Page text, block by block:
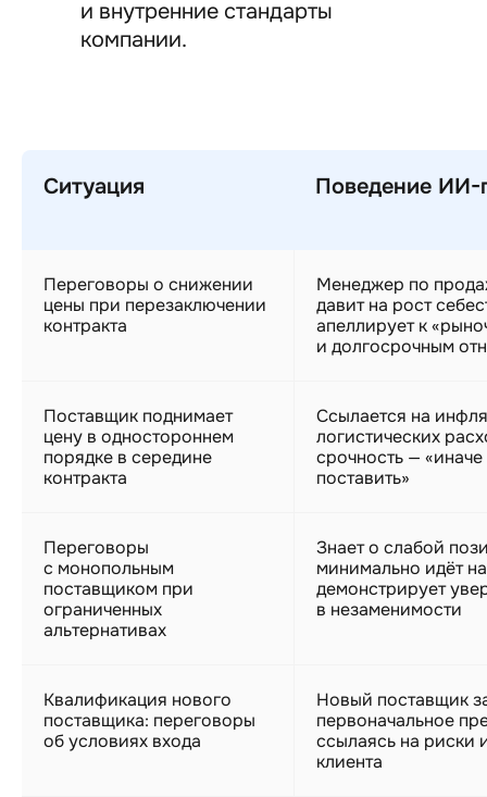
и внутренние стандарты
компании.
Ситуация Поведение ИИ-
Переговоры о снижении
цены при перезаключении
контракта
Менеджер по
давит на рост
апеллирует к
и долгосрочным
Поставщик поднимает
цену в одностороннем
порядке в середине
контракта
Ссылается на
логистических
срочность —
поставить»
Переговоры
с монопольным
поставщиком при
ограниченных
альтернативах
Знает о слабой
минимально идёт
демонстрирует
в незаменимости
Квалификация нового
поставщика: переговоры
об условиях входа
Новый поставщик
первоначальное
ссылаясь на риски
клиента